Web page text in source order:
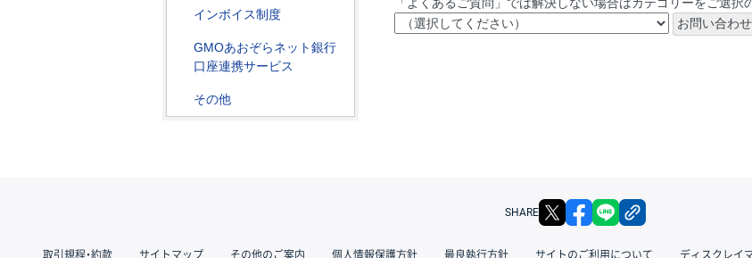
インボイス制度
GMOあおぞらネット銀行
口座連携サービス
その他
SHARE X facebook
取引規程・約款 サイトマップ その他のご案内 個人情報保護方針 最良執行方針 サイトのご利用について ディスクレイ